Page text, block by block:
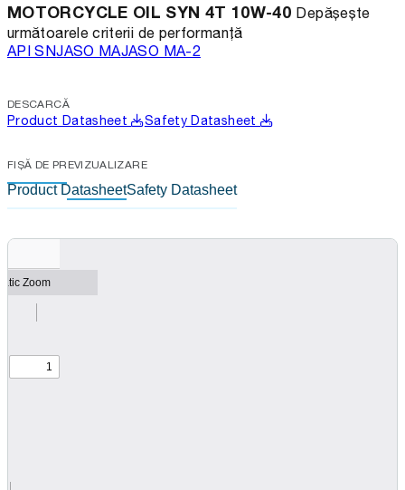
MOTORCYCLE OIL SYN 4T 10W-40 Depășește
următoarele criterii de performanță
API SNJASO MAJASO MA-2
DESCARCĂ
Product Datasheet Safety Datasheet
FIȘĂ DE PREVIZUALIZARE
Product DatasheetSafety Datasheet